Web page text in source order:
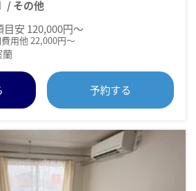
/ その他
目安 120,000円～
用他 22,000円～
蘭
予約する